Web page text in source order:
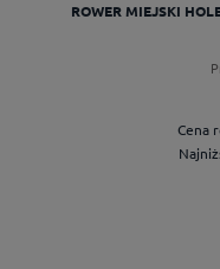
ROWER MIEJSKI
Cena